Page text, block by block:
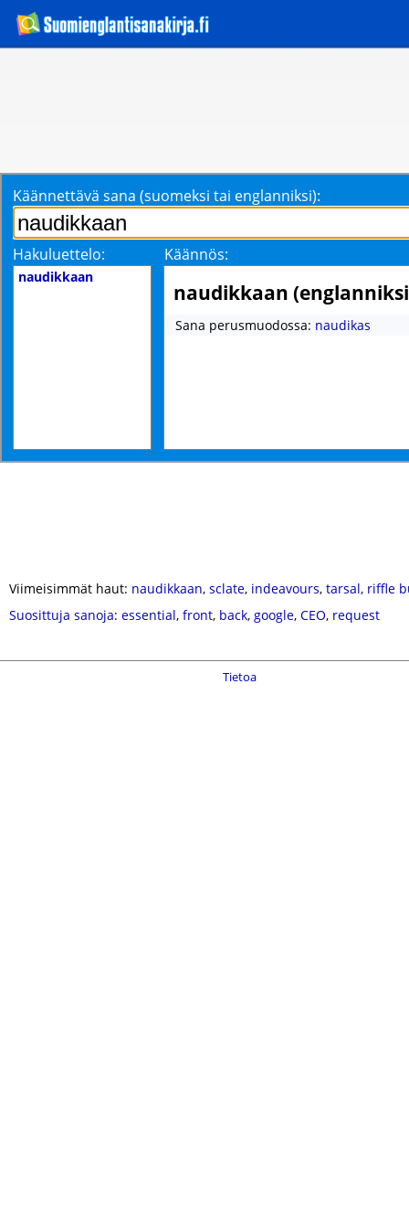
Käännettävä sana (suomeksi tai englanniksi):
Hakuluettelo: Käännös:
naudikkaan
naudikkaan
Sana perusmuodossa: naudikas
Viimeisimmät haut: naudikkaan, sclate, indeavours, tarsal, riffle
Suosittuja sanoja: essential, front, back, google, CEO, request
Tietoa